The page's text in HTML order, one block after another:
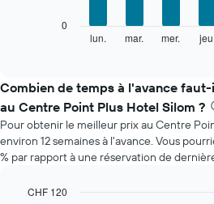
indiquent
le
graphique,
1
axe
Y
indiquent
prix
indique
le
prix
moyen
d'une
chambre
jour
lun. mar. mer. jeu.
0
Combien de temps à l'avance
au Centre Point Plus Hotel Silom ?
Pour obtenir le meilleur prix au Centre
environ 12 semaines à l'avance. Vous
% par rapport à une réservation de
CHF 120